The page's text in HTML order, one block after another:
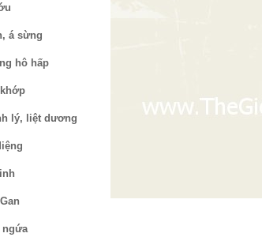
á sừng
hô hấp
lý, liệt dương
ngứa